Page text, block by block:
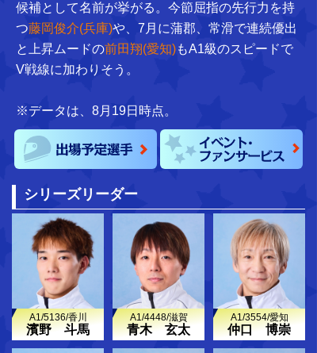
候補として名前が挙がる。今節屈指の先行力を持
つ藤岡俊介(兵庫)や、7月に蒲郡、常滑で連続優出
と上昇ムードの前田翔(愛知)もA1級のスピードで
V戦線に加わりそう。
※データは、8月19日時点。
シリーズリーダー
A1/5136/香川
濱野 斗馬
A1/4448/滋賀
青木 玄太
A1/3554/愛知
仲口 博崇